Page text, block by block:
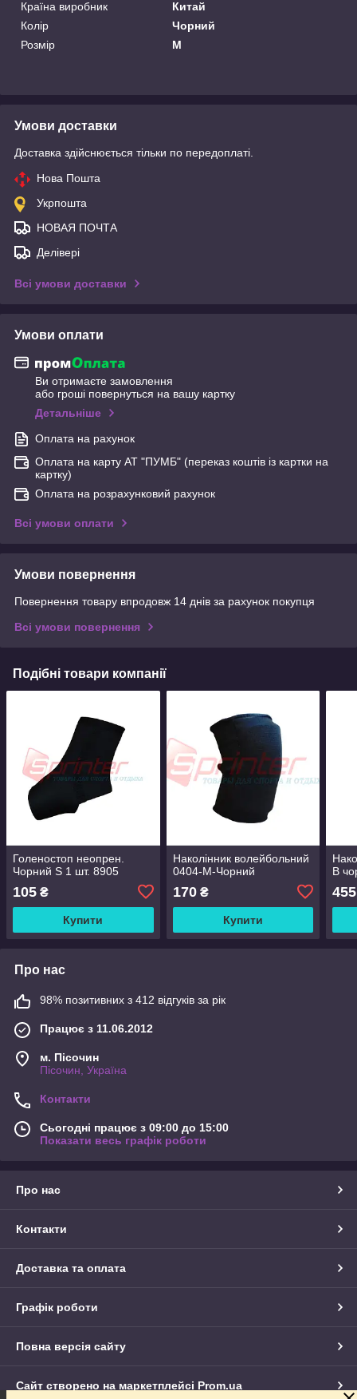
Країна виробник
Китай
Колір
Чорний
Розмір
M
Умови доставки
Доставка здійснюється тільки по передоплаті.
Нова Пошта
Укрпошта
НОВАЯ ПОЧТА
Делівері
Всі умови доставки
Умови оплати
Ви отримаєте замовлення
або гроші повернуться на вашу картку
Детальніше
Оплата на рахунок
Оплата на карту АТ "ПУМБ" (переказ коштів із картки на
картку)
Оплата на розрахунковий рахунок
Всі умови оплати
Умови повернення
Повернення товару впродовж 14 днів за рахунок покупця
Всі умови повернення
Подібні товари компанії
Голеностоп неопрен.
Чорний S 1 шт. 8905
105 ₴
Купити
Наколінник волейбольний
0404-М-Чорний
170₴
Купити
B
455
Про нас
98% позитивних з 412 відгуків за рік
Працює з 11.06.2012
м. Пісочин
Пісочин, Україна
Контакти
Сьогодні працює з 09:00 до 15:00
Показати весь графік роботи
Про нас
Контакти
Доставка та оплата
Графік роботи
Повна версія сайту
Сайт створено на маркетплейсі Prom.ua